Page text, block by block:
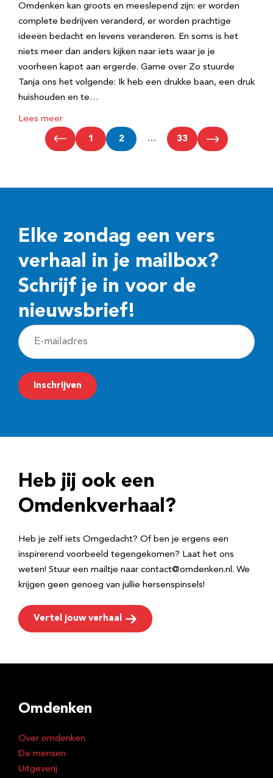
Omdenken kan groots en meeslepend zijn: er worden
complete bedrijven veranderd, er worden prachtige
ideeën bedacht en levens veranderen. En soms is het
niets meer dan anders kijken naar iets waar je je
voorheen kapot aan ergerde. Game over Zo stuurde
Tanja ons het volgende: Ik heb een drukke baan, een druk
huishouden en te…
Lees meer
1 2 … 33
Elke zondag een vers
verhaal in je mailbox?
Schrijf je in voor de
nieuwsbrief!
E
-
m
a
r
e
Inschrijven
Heb jij ook een
Omdenkverhaal?
Heb je zelf iets Omgedacht? Of ben je ergens een
inspirerend voorbeeld tegengekomen? Laat het ons
weten! Stuur een mailtje naar contact@omdenken.nl. We
krijgen geen genoeg van jullie hersenspinsels!
Vertel jouw verhaal
Omdenken
Over omdenken
De mensen
Uitgeverij